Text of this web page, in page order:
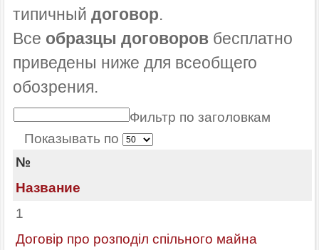
типичный договор.
Все образцы договоров бесплатно
приведены ниже для всеобщего
обозрения.
Фильтр по заголовкам
Показывать по
№
Название
1
Договір про розподіл спільного майна